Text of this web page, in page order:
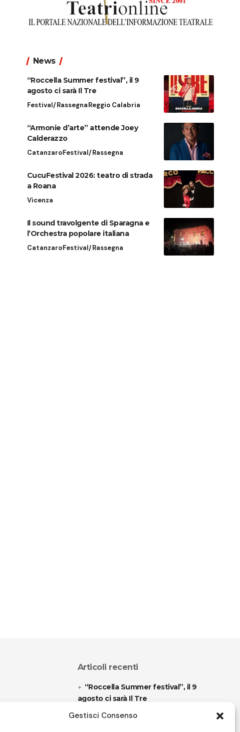
Gestisci Consenso
News
“Roccella Summer festival”, il 9
agosto ci sarà Il Tre
Festival/RassegnaReggio Calabria
“Armonie d’arte” attende Joey
Calderazzo
CatanzaroFestival/Rassegna
CucuFestival 2026: teatro di strada
a Roana
Vicenza
Il sound travolgente di Sparagna e
l’Orchestra popolare italiana
CatanzaroFestival/Rassegna
Articoli recenti
“Roccella Summer festival”, il 9
agosto ci sarà Il Tre
“Armonie d’arte” attende Joey